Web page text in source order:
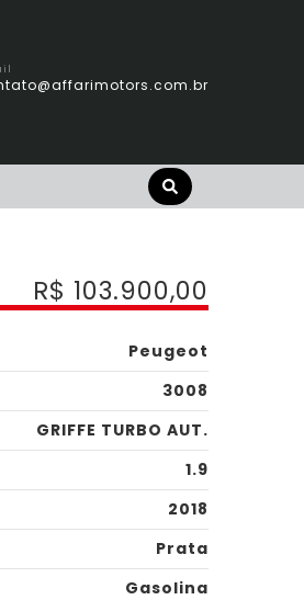
R$ 103.900,00
Peugeot
3008
GRIFFE TURBO AUT.
1.9
2018
Prata
Gasolina